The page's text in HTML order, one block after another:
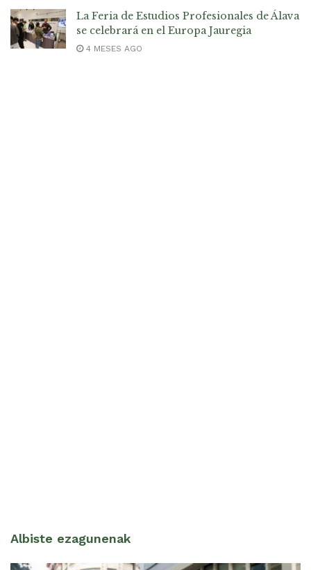
La Feria de Estudios Profesionales de Álava
se celebrará en el Europa Jauregia
4 MESES AGO
Albiste ezagunenak